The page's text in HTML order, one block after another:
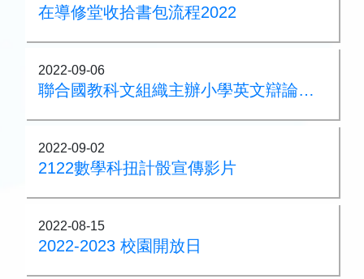
在導修堂收拾書包流程2022
2022-09-06
聯合國教科文組織主辦小學英文辯論比賽2021/22獲獎消息
2022-09-02
2122數學科扭計骰宣傳影片
2022-08-15
2022-2023 校園開放日